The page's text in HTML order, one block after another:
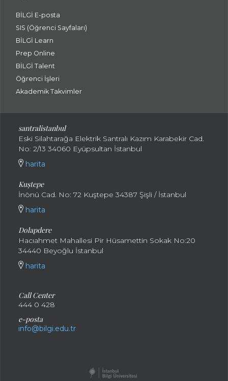
BİLGİ E-posta
SIS (Öğrenci Sayfaları)
BİLGİ Learn
Prep Online
BİLGİ Talent
Öğrenci İşleri
Akademik Takvimler
santralistanbul
Eski Silahtarağa Elektrik Santralı Kazım Karabekir Cad.
No: 2/13 34060 Eyüpsultan İstanbul
harita
Kuştepe
İnönü Cad. No: 72 Kuştepe 34387 Şişli / İstanbul
harita
Dolapdere
Hacıahmet Mahallesi Pir Hüsamettin Sokak No:20
34440 Beyoğlu İstanbul
harita
Call Center
444 0 428
e-posta
info@bilgi.edu.tr